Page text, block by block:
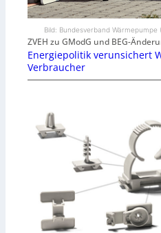
Bild: Bundesverband Wärmepumpe
ZVEH zu GModG und BEG-
Energiepolitik verunsichert
Verbraucher